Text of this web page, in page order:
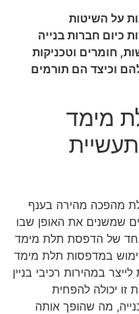
על השיטות
כיום חברות בנייה
חומרים וטכניקות
וכיצד הם תורמים
מימד
מהפכה מהירה בענף
שמשנים את האופן שבו
אחד של הדפסת תלת מימד
שימוש במדפסות תלת מימד
במהירות רכיבי בניין
זו יכולה להפחית
מה שהופך אותה